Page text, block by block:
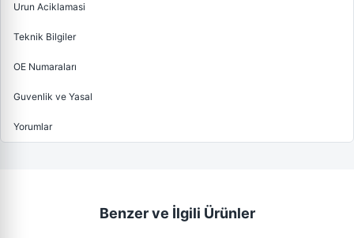
Urun Aciklamasi
Teknik Bilgiler
OE Numaraları
Guvenlik ve Yasal
Yorumlar
Benzer ve İlgili Ürünler